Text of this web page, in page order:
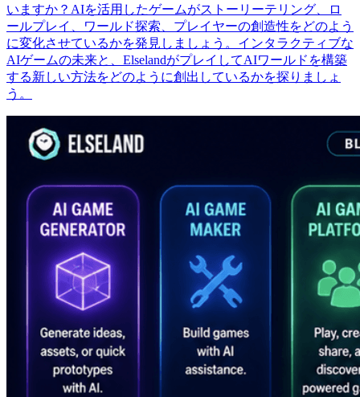
いますか？AIを活用したゲームがストーリーテリング、ロ
ールプレイ、ワールド探索、プレイヤーの創造性をどのよう
に変化させているかを発見しましょう。インタラクティブな
AIゲームの未来と、ElselandがプレイしてAIワールドを構築
する新しい方法をどのように創出しているかを探りましょ
う。